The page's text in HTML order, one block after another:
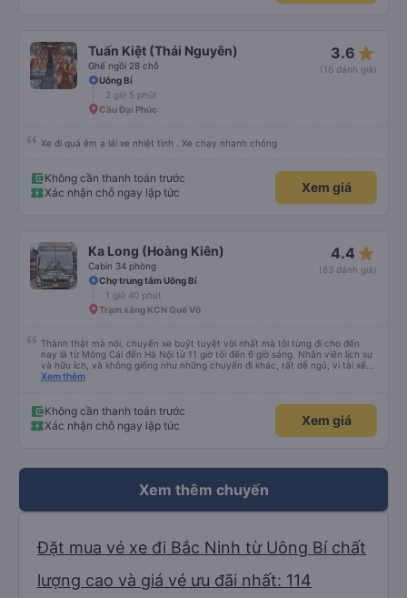
Tuấn Kiệt (Thái Nguyên)
Ghế ngồi 28 chỗ
3.6 star_rate
(16 đánh giá)
Uông Bí
2 giờ 5 phút
Cầu Đại Phúc
Xe đi quá êm ạ lái xe nhiệt tình . Xe chạy nhanh chóng
Không cần thanh toán trước
Xác nhận chỗ ngay lập tức
Xem giá
Ka Long (Hoàng Kiên)
Cabin 34 phòng
4.4 star_rate
(83 đánh giá)
Chợ trung tâm Uông Bí
1 giờ 40 phút
Trạm xăng KCN Quế Võ
Thành thật mà nói, chuyến xe buýt tuyệt vời nhất mà tôi từng đi cho đến
nay là từ Móng Cái đến Hà Nội từ 11 giờ tối đến 6 giờ sáng. Nhân viên lịch sự
và hữu ích, và không giống như những chuyến đi khác, rất dễ ngủ, vì tài xế
không liên tục bóp còi. Tôi thức dậy lúc 4:30 sáng để kịp đi vệ sinh, và các
giày và ba lô của mình. Cổng USB hoạt động và với gói cước 8 gb/ngày của
Viettel, tôi có rất nhiều thứ để giải trí. Nước được cung cấp và điểm trừ thực
sự duy nhất là một bà cô ồn ào đang nói chuyện điện thoại. (không có nhiều
Xem thêm
Không cần thanh toán trước
Xác nhận chỗ ngay lập tức
Xem giá
Xem thêm chuyến
Đặt mua vé xe đi Bắc Ninh từ Uông Bí chất
lượng cao và giá vé ưu đãi nhất: 114